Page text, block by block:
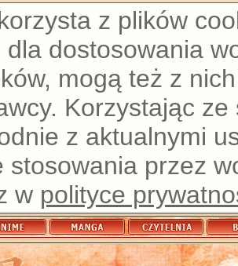
z plików
dla dostosowania
mogą też z
Korzystając
z aktualnymi
stosowania przez
w polityce